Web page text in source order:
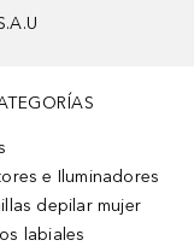
e Iluminadores
depilar mujer
labiales